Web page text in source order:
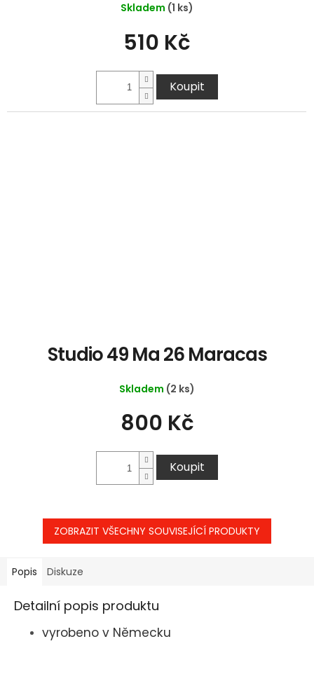
Skladem (1 ks)
510 Kč
Koupit
Studio 49 Ma 26 Maracas
Skladem (2 ks)
800 Kč
Koupit
ZOBRAZIT VŠECHNY SOUVISEJÍCÍ PRODUKTY
Popis Diskuze
Detailní popis produktu
vyrobeno v Německu